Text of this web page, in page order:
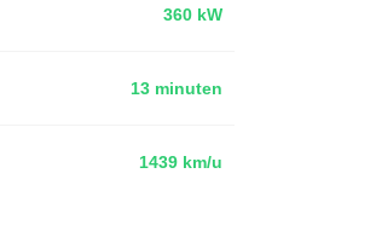
360 kW
13 minuten
1439 km/u